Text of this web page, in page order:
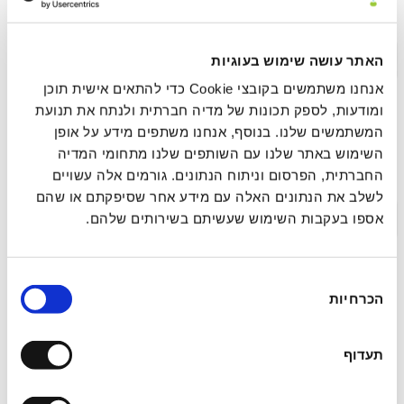
האתר עושה שימוש בעוגיות
אנחנו משתמשים בקובצי Cookie כדי להתאים אישית תוכן
ומודעות, לספק תכונות של מדיה חברתית ולנתח את תנועת
המשתמשים שלנו. בנוסף, אנחנו משתפים מידע על אופן
השימוש באתר שלנו עם השותפים שלנו מתחומי המדיה
החברתית, הפרסום וניתוח הנתונים. גורמים אלה עשויים
לשלב את הנתונים האלה עם מידע אחר שסיפקתם או שהם
אספו בעקבות השימוש שעשיתם בשירותים שלהם.
הסכמה
הכרחיות
תעדוף
נוירו־אינטגרטיבית
תקציר >
עיבוד ושחרור רגשי מהיר (FEEL): מסגרת סומטית
להשלמת מעגל הסטרס בפחד הקשור לטראומה
תקציר >
ההשפעה המיטיבה של חוויות פסיכדליות אקוטיות
על רגש ומיינדפולנס בחיי היומיום בשלב